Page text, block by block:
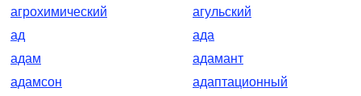
агрохимический
агульский
ад
ада
адам
адамант
адамсон
адаптационный